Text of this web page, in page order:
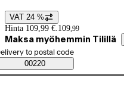
Price details
VAT 24 %
Hinta 109,99 €. 109,99
Maksa myöhemmin Tilillä
Saatavuustiedot
order method
to postal code
00220